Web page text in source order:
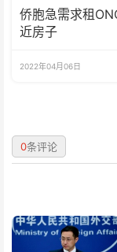
侨胞急需求租
近房子
2022年04月06日
0条评论